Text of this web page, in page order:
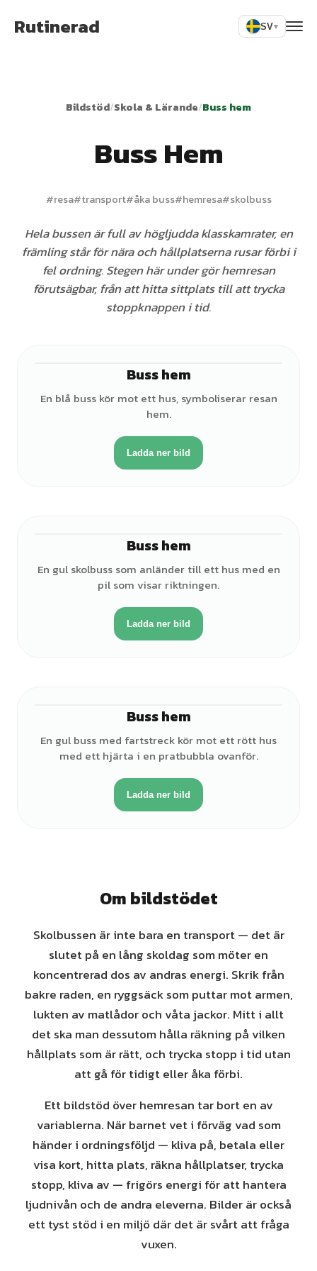
Rutinerad SV▾
Bildstöd/Skola & Lärande/Buss hem
Buss Hem
#resa#transport#åka buss#hemresa#skolbuss
Hela bussen är full av högljudda klasskamrater, en
främling står för nära och hållplatserna rusar förbi i
fel ordning. Stegen här under gör hemresan
förutsägbar, från att hitta sittplats till att trycka
stoppknappen i tid.
Buss hem
En blå buss kör mot ett hus, symboliserar resan
hem.
Ladda ner bild
Buss hem
En gul skolbuss som anländer till ett hus med en
pil som visar riktningen.
Ladda ner bild
Buss hem
En gul buss med fartstreck kör mot ett rött hus
med ett hjärta i en pratbubbla ovanför.
Ladda ner bild
Om bildstödet
Skolbussen är inte bara en transport — det är
slutet på en lång skoldag som möter en
koncentrerad dos av andras energi. Skrik från
bakre raden, en ryggsäck som puttar mot armen,
lukten av matlådor och våta jackor. Mitt i allt
det ska man dessutom hålla räkning på vilken
hållplats som är rätt, och trycka stopp i tid utan
att gå för tidigt eller åka förbi.
Ett bildstöd över hemresan tar bort en av
variablerna. När barnet vet i förväg vad som
händer i ordningsföljd — kliva på, betala eller
visa kort, hitta plats, räkna hållplatser, trycka
stopp, kliva av — frigörs energi för att hantera
ljudnivån och de andra eleverna. Bilder är också
ett tyst stöd i en miljö där det är svårt att fråga
vuxen.